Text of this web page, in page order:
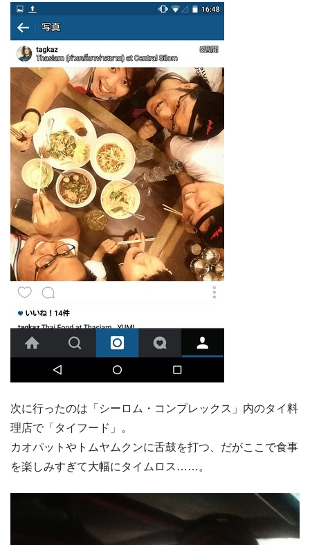
次に行ったのは「シーロム・コンプレックス」内のタイ料
理店で「タイフード」。
カオパットやトムヤムクンに舌鼓を打つ、だがここで食事
を楽しみすぎて大幅にタイムロス……。